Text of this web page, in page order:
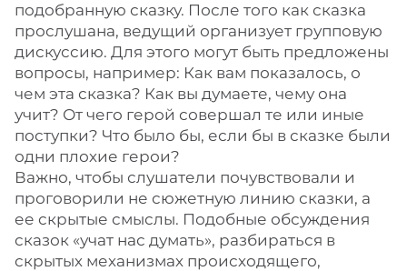
подобранную сказку. После того как сказка
прослушана, ведущий организует групповую
дискуссию. Для этого могут быть предложены
вопросы, например: Как вам показалось, о
чем эта сказка? Как вы думаете, чему она
учит? От чего герой совершал те или иные
поступки? Что было бы, если бы в сказке были
одни плохие герои?
Важно, чтобы слушатели почувствовали и
проговорили не сюжетную линию сказки, а
ее скрытые смыслы. Подобные обсуждения
сказок «учат нас думать», разбираться в
скрытых механизмах происходящего,